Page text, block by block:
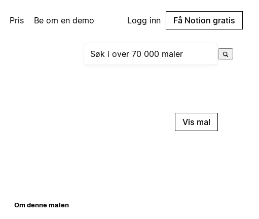
Pris Be om en demo Logg inn Få Notion gratis
Vis mal
Om denne malen